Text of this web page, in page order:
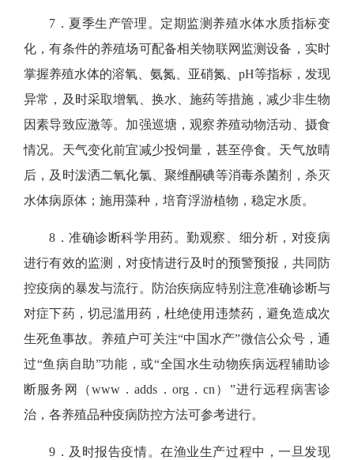
7．夏季生产管理。 定期监测养殖水体水质指标变
化，有条件的养殖场可配备相关物联网监测设备，实时
掌握养殖水体的溶氧、氨氮、亚硝氮、pH等指标，发现
异常，及时采取增氧、换水、施药等措施，减少非生物
因素导致应激等。加强巡塘，观察养殖动物活动、摄食
情况。天气变化前宜减少投饲量，甚至停食。天气放晴
后，及时泼洒二氧化氯、聚维酮碘等消毒杀菌剂，杀灭
水体病原体；施用藻种，培育浮游植物，稳定水质。
8．准确诊断科学用药。勤观察、细分析，对疫病
进行有效的监测，对疫情进行及时的预警预报，共同防
控疫病的暴发与流行。防治疾病应特别注意准确诊断与
对症下药，切忌滥用药，杜绝使用违禁药，避免造成次
生死鱼事故。养殖户可关注“中国水产”微信公众号，通
过“鱼病自助”功能，或“全国水生动物疾病远程辅助诊
断服务网（www．adds．org．cn）”进行远程病害诊
治，各养殖品种疫病防控方法可参考进行。
9．及时报告疫情。在渔业生产过程中，一旦发现